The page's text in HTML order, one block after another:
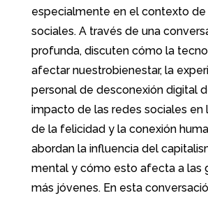
especialmente en el contexto de
sociales. A través de una
profunda, discuten cómo la
afectar nuestrobienestar, la
personal de desconexión digital
impacto de las redes sociales en
de la felicidad y la conexión
abordan la influencia del
mental y cómo esto afecta a las
más jóvenes. En esta